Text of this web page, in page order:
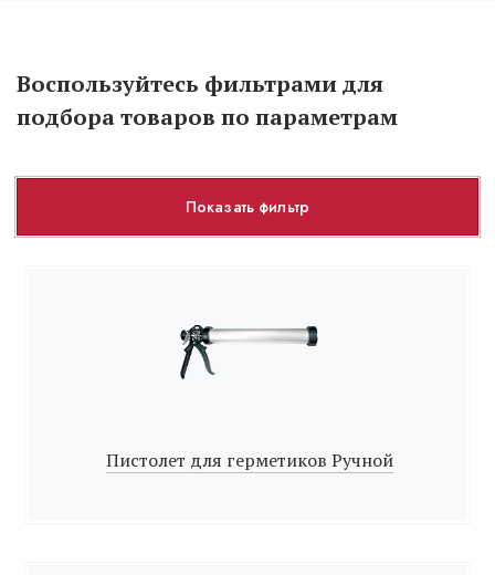
Воспользуйтесь фильтрами для
подбора товаров по параметрам
Показать фильтр
Пистолет для герметиков Ручной